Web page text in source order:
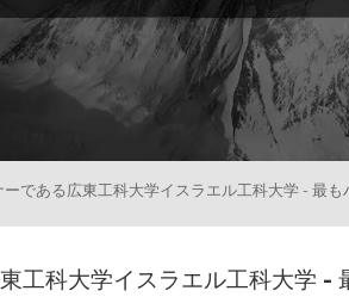
である広東工科大学イスラエル工科大学 - 最
工科大学イスラエル工科大学 -